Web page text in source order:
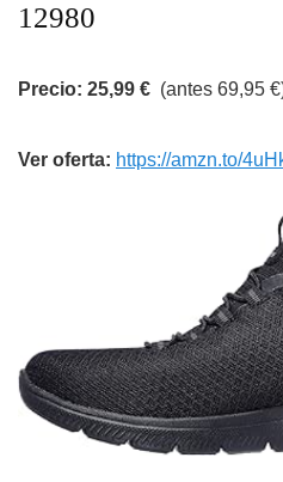
12980
Precio: 25,99 € (antes 69,95
Ver oferta: https://amzn.to/